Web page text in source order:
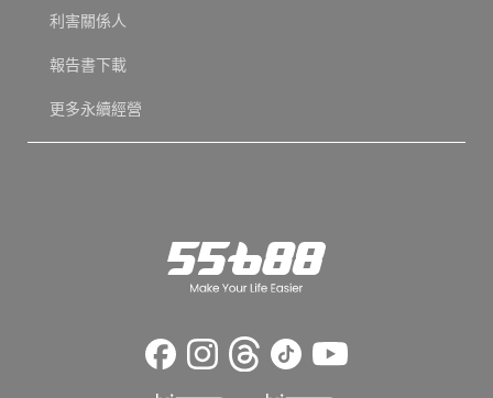
利害關係人
報告書下載
更多永續經營